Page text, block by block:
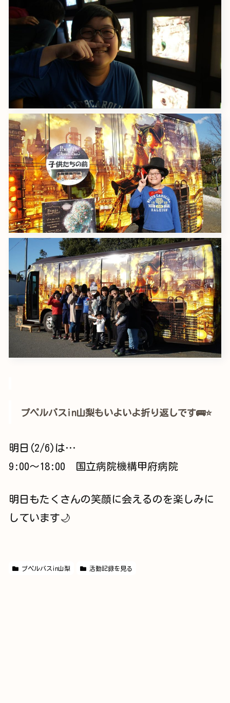
プペルバスin山梨もいよいよ折り返しです🚌⭐
明日(2/6)は…
9:00～18:00 国立病院機構甲府病院
明日もたくさんの笑顔に会えるのを楽しみに
しています🌙
プペルバスin山梨 活動記録を見る